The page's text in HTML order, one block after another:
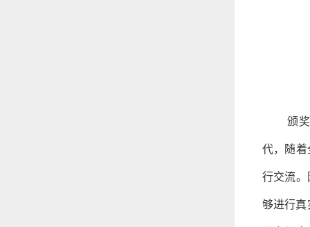
颁
代，随着
行交流。
够进行真